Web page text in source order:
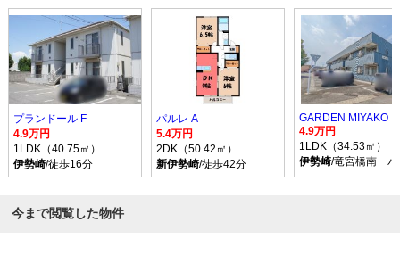
プランドール F
4.9万円
1LDK（40.75㎡）
伊勢崎/徒歩16分
パルレ A
5.4万円
2DK（50.42㎡）
新伊勢崎/徒歩42分
GARDEN MIYAKO I
4.9万円
1LDK（34.53㎡）
伊勢崎/竜宮橋南
今まで閲覧した物件